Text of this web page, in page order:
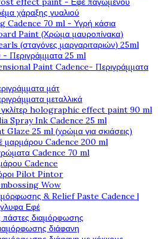
χάραξης γυαλιού
Cadence 70 ml - Υγρή κάσια
Paint (Χρώμα μαυροπίνακα)
(σταγόνες μαργαριταριών) 25ml
Περιγράμματα 25 ml
Paint Cadence- Περιγράμματα
μάτ
μεταλλικά
γκλίτερ holographic effect paint 90 ml
Spray Ink Cadence 25 ml
Glaze 25 ml (χρώμα για σκιάσεις)
μαρμάρου Cadence 200 ml
Cadence 70 ml
Cadence
Pilot Pintor
Wow
& Relief Paste Cadence |
Εφέ
πάστες διαμόρφωσης
διάφανη